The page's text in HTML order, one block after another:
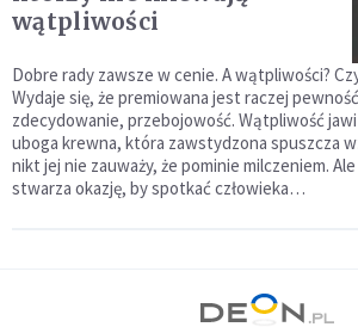
wątpliwości
Dobre rady zawsze w cenie. A wątpliwości?
Wydaje się, że premiowana jest raczej
zdecydowanie, przebojowość. Wątpliwość
uboga krewna, która zawstydzona spuszcza
nikt jej nie zauważy, że pominie milczeniem.
stwarza okazję, by spotkać człowieka…